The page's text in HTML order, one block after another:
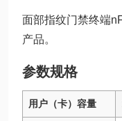
面部指纹门禁终端
产品。
参数规格
用户（卡）容量